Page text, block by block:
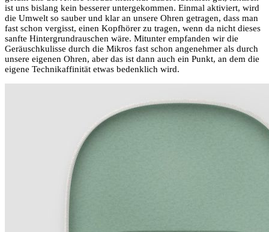
ist uns bislang kein besserer untergekommen. Einmal aktiviert, wird
die Umwelt so sauber und klar an unsere Ohren getragen, dass man
fast schon vergisst, einen Kopfhörer zu tragen, wenn da nicht dieses
sanfte Hintergrundrauschen wäre. Mitunter empfanden wir die
Geräuschkulisse durch die Mikros fast schon angenehmer als durch
unsere eigenen Ohren, aber das ist dann auch ein Punkt, an dem die
eigene Technikaffinität etwas bedenklich wird.